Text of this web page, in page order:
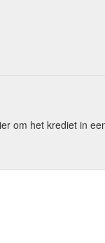
om het krediet in